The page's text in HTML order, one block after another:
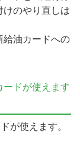
けのやり直しは
給油カードへの
ードが使えます
が使えます。